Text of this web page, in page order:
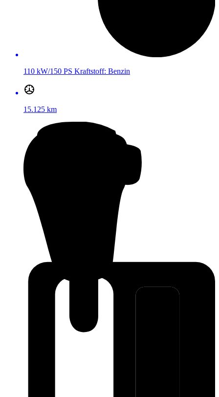
110 kW/150 PS Kraftstoff: Benzin
15.125 km